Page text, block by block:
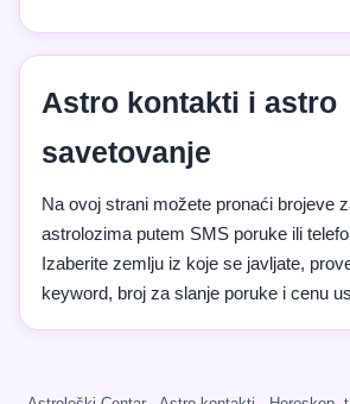
Astro kontakti i astro
savetovanje
Na ovoj strani možete pronaći brojeve
astrolozima putem SMS poruke ili
Izaberite zemlju iz koje se javljate,
keyword, broj za slanje poruke i cenu